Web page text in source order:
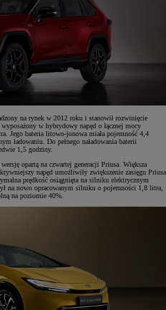
na rynek w 2012 roku i stanowił rozwinięcie
w hybrydowy napęd o łącznej mocy
Jego bateria litowo-jonowa miała pojemność 4,4
ładowaniu. Do pełnego naładowania baterii
1,5 godziny.
opartą na czwartej generacji Priusa. Większa
napęd umożliwiły zwiększenie zasięgu Priusa
prędkość osiągnięta na silniku elektrycznym
na nowo opracowanym silniku o pojemności 1,8 litra,
na poziomie 40%.